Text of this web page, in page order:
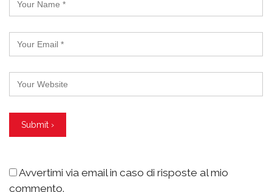
Avvertimi via email in caso di risposte al mio
commento.